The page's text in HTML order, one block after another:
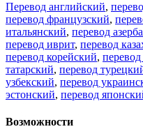
Перевод английский,
перевод французский,
итальянский, перевод
перевод иврит, перевод
перевод корейский,
татарский, перевод
узбекский, перевод
эстонский, перевод
Возможности